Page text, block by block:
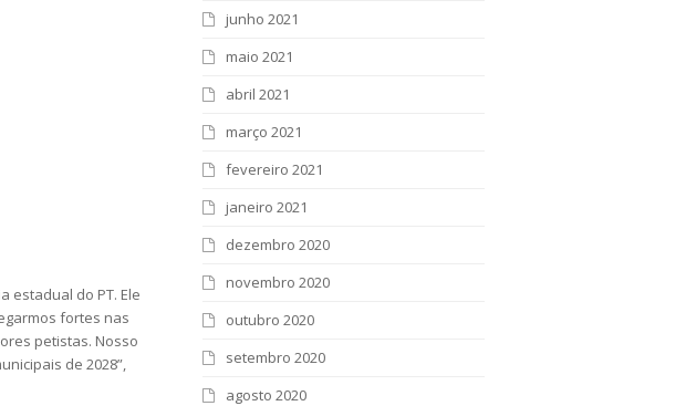
estadual do PT. Ele
fortes nas
petistas. Nosso
de 2028”,
junho 2021
maio 2021
abril 2021
março 2021
fevereiro 2021
janeiro 2021
dezembro 2020
novembro 2020
outubro 2020
setembro 2020
agosto 2020